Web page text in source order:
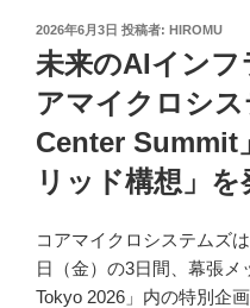
投
日:
2026年6月3日 投稿者: HIROMU
未来のAIインフ
アマイクロシ
Center Summit
リッド構想」を
コアマイクロシステムズ
日（金）の3日間、幕張
Tokyo 2026」内の特別企